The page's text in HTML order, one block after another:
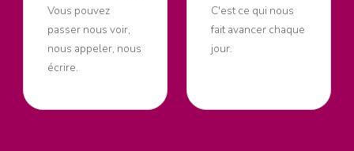
Vous pouvez
passer nous voir,
nous appeler, nous
écrire.
C'est ce qui nous
fait avancer chaque
jour.